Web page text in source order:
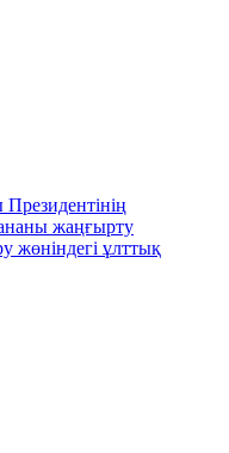
жаңғырту
жөніндегі ұлттық